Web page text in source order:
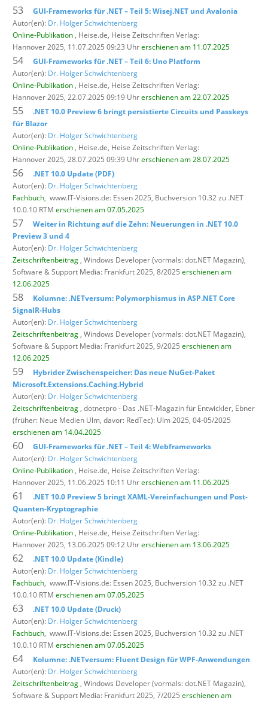
53
GUI-Frameworks für .NET – Teil 5: Wisej.NET und Avalonia
Autor(en): Dr. Holger Schwichtenberg
Online-Publikation , Heise.de, Heise Zeitschriften Verlag:
Hannover 2025, 11.07.2025 09:23 Uhrerschienen am 11.07.2025
54
GUI-Frameworks für .NET – Teil 6: Uno Platform
Autor(en): Dr. Holger Schwichtenberg
Online-Publikation , Heise.de, Heise Zeitschriften Verlag:
Hannover 2025, 22.07.2025 09:19 Uhrerschienen am 22.07.2025
55
.NET 10.0 Preview 6 bringt persistierte Circuits und Passkeys
für Blazor
Autor(en): Dr. Holger Schwichtenberg
Online-Publikation , Heise.de, Heise Zeitschriften Verlag:
Hannover 2025, 28.07.2025 09:39 Uhrerschienen am 28.07.2025
56
.NET 10.0 Update (PDF)
Autor(en): Dr. Holger Schwichtenberg
Fachbuch, www.IT-Visions.de: Essen 2025, Buchversion 10.32 zu .NET
10.0.10 RTM erschienen am 07.05.2025
57
Weiter in Richtung auf die Zehn: Neuerungen in .NET 10.0
Preview 3 und 4
Autor(en): Dr. Holger Schwichtenberg
Zeitschriftenbeitrag , Windows Developer (vormals: dot.NET Magazin),
Software & Support Media: Frankfurt 2025, 8/2025 erschienen am
12.06.2025
58
Kolumne: .NETversum: Polymorphismus in ASP.NET Core
SignalR-Hubs
Autor(en): Dr. Holger Schwichtenberg
Zeitschriftenbeitrag , Windows Developer (vormals: dot.NET Magazin),
Software & Support Media: Frankfurt 2025, 9/2025 erschienen am
12.06.2025
59
Hybrider Zwischenspeicher: Das neue NuGet-Paket
Microsoft.Extensions.Caching.Hybrid
Autor(en): Dr. Holger Schwichtenberg
Zeitschriftenbeitrag , dotnetpro - Das .NET-Magazin für Entwickler, Ebner
(früher: Neue Medien Ulm, davor: RedTec): Ulm 2025, 04-05/2025
erschienen am 14.04.2025
60
GUI-Frameworks für .NET – Teil 4: Webframeworks
Autor(en): Dr. Holger Schwichtenberg
Online-Publikation , Heise.de, Heise Zeitschriften Verlag:
Hannover 2025, 11.06.2025 10:11 Uhrerschienen am 11.06.2025
61
.NET 10.0 Preview 5 bringt XAML-Vereinfachungen und Post-
Quanten-Kryptographie
Autor(en): Dr. Holger Schwichtenberg
Online-Publikation , Heise.de, Heise Zeitschriften Verlag:
Hannover 2025, 13.06.2025 09:12 Uhrerschienen am 13.06.2025
62
.NET 10.0 Update (Kindle)
Autor(en): Dr. Holger Schwichtenberg
Fachbuch, www.IT-Visions.de: Essen 2025, Buchversion 10.32 zu .NET
10.0.10 RTM erschienen am 07.05.2025
63
.NET 10.0 Update (Druck)
Autor(en): Dr. Holger Schwichtenberg
Fachbuch, www.IT-Visions.de: Essen 2025, Buchversion 10.32 zu .NET
10.0.10 RTM erschienen am 07.05.2025
64
Kolumne: .NETversum: Fluent Design für WPF-Anwendungen
Autor(en): Dr. Holger Schwichtenberg
Zeitschriftenbeitrag , Windows Developer (vormals: dot.NET Magazin),
Software & Support Media: Frankfurt 2025, 7/2025 erschienen am